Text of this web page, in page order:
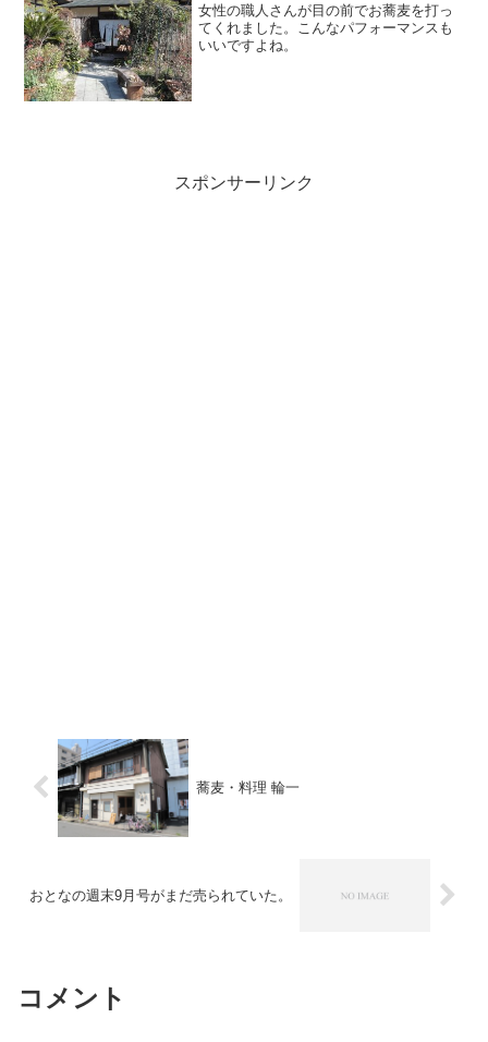
女性の職人さんが目の前でお蕎麦を打っ
てくれました。こんなパフォーマンスも
いいですよね。
スポンサーリンク
蕎麦・料理 輪一
おとなの週末9月号がまだ売られていた。
コメント